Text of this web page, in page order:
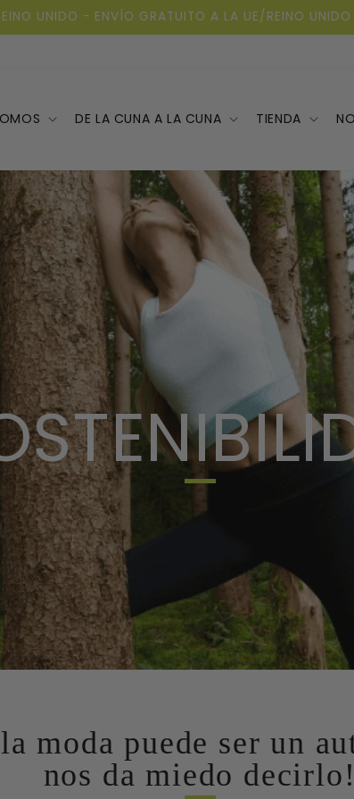
UNIDO - ENVÍO GRATUITO A LA UE/REINO
DE LA CUNA A LA CUNA TIENDA
moda puede ser un
nos da miedo decirlo!